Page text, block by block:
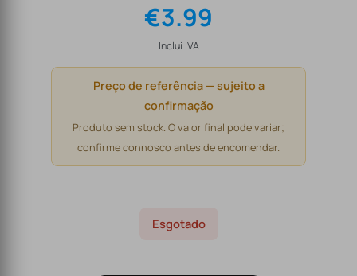
€3.99
Inclui IVA
Preço de referência — sujeito a
confirmação
Produto sem stock. O valor final pode variar;
confirme connosco antes de encomendar.
Esgotado